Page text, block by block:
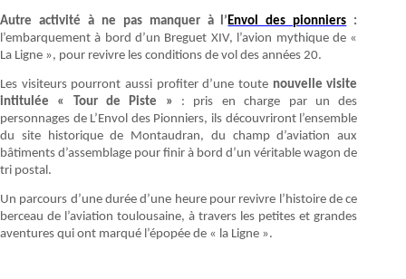
Autre activité à ne pas manquer à l’ Envol des pionniers :
l’embarquement à bord d’un Breguet XIV, l’avion mythique de «
La Ligne », pour revivre les conditions de vol des années 20.
Les visiteurs pourront aussi profiter d’une toute nouvelle visite
intitulée « Tour de Piste » : pris en charge par un des
personnages de L’Envol des Pionniers, ils découvriront l’ensemble
du site historique de Montaudran, du champ d’aviation aux
bâtiments d’assemblage pour finir à bord d’un véritable wagon de
tri postal.
Un parcours d’une durée d’une heure pour revivre l’histoire de ce
berceau de l’aviation toulousaine, à travers les petites et grandes
aventures qui ont marqué l’épopée de « la Ligne ».